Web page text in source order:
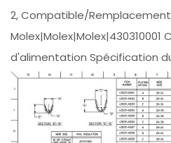
2, Compatible/
Molex|Molex|Molex|430310001
d'alimentation Spécification